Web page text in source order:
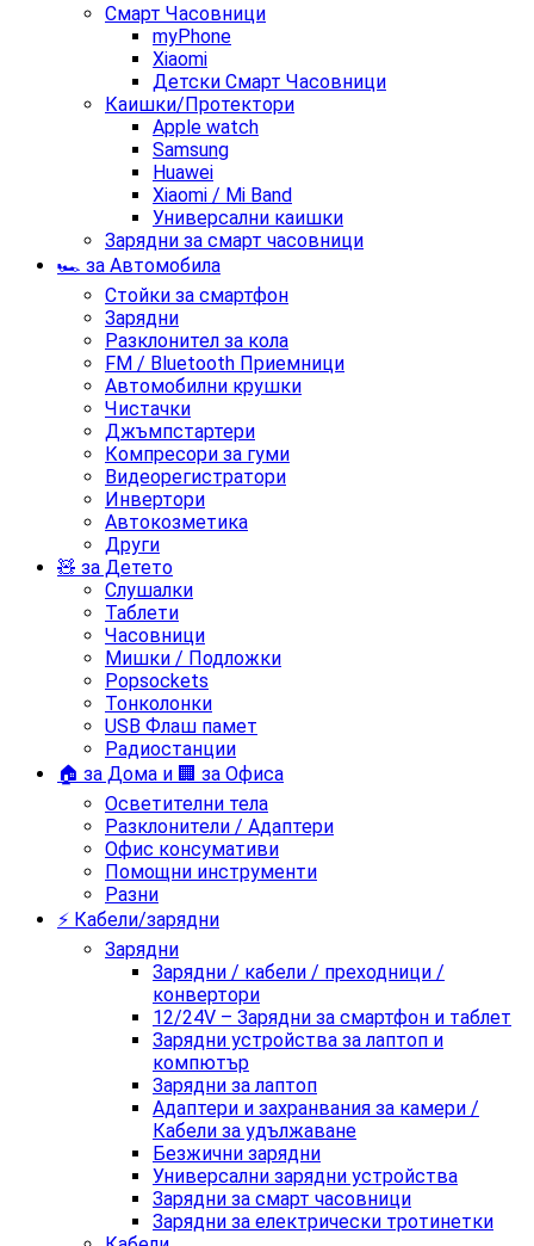
Смарт Часовници
myPhone
Xiaomi
Детски Смарт Часовници
Каишки/Протектори
Apple watch
Samsung
Huawei
Xiaomi / Mi Band
Универсални каишки
Зарядни за смарт часовници
🏎️ за Автомобила
Стойки за смартфон
Зарядни
Разклонител за кола
FM / Bluetooth Приемници
Автомобилни крушки
Чистачки
Джъмпстартери
Компресори за гуми
Видеорегистратори
Инвертори
Автокозметика
Други
🧸 за Детето
Слушалки
Таблети
Часовници
Мишки / Подложки
Popsockets
Тонколонки
USB Флаш памет
Радиостанции
🏠 за Дома и 🏢 за Офиса
Осветителни тела
Разклонители / Адаптери
Офис консумативи
Помощни инструменти
Разни
⚡ Кабели/зарядни
Зарядни
Зарядни / кабели / преходници /
конвертори
12/24V – Зарядни за смартфон и таблет
Зарядни устройства за лаптоп и
компютър
Зарядни за лаптоп
Адаптери и захранвания за камери /
Кабели за удължаване
Безжични зарядни
Универсални зарядни устройства
Зарядни за смарт часовници
Зарядни за електрически тротинетки